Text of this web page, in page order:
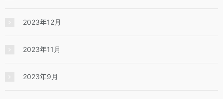
2023年12月
2023年11月
2023年9月